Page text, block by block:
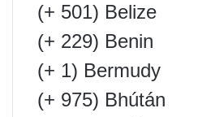
(+ 501) Belize
(+ 229) Benin
(+ 1) Bermudy
(+ 975) Bhútán